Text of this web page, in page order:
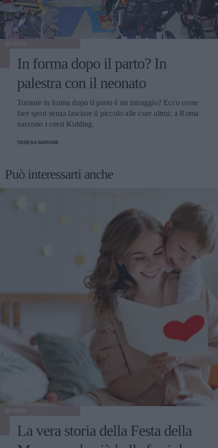
In forma dopo il parto? In
palestra con il neonato
Tornare in forma dopo il parto è un miraggio? Ecco come
fare sport senza lasciare il piccolo alle cure altrui: a Roma
nascono i corsi Kidding.
TERESA BARONE
Può interessarti anche
La vera storia della Festa della